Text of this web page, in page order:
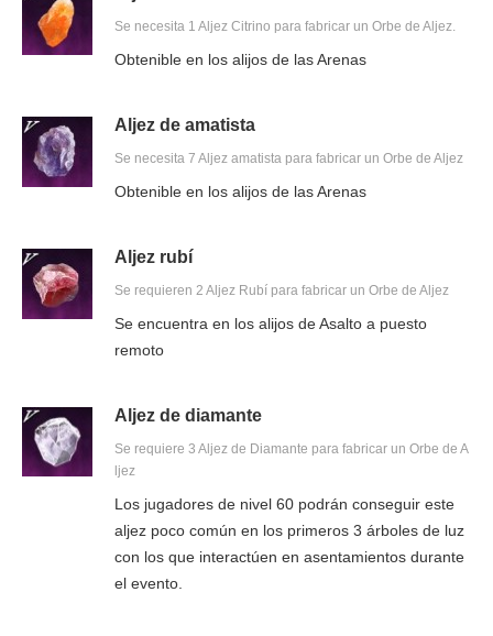
Se necesita 1 Aljez Citrino para fabricar un Orbe de Aljez.
Obtenible en los alijos de las Arenas
Aljez de amatista
Se necesita 7 Aljez amatista para fabricar un Orbe de Aljez
Obtenible en los alijos de las Arenas
Aljez rubí
Se requieren 2 Aljez Rubí para fabricar un Orbe de Aljez
Se encuentra en los alijos de Asalto a puesto
remoto
Aljez de diamante
Se requiere 3 Aljez de Diamante para fabricar un Orbe de A
ljez
Los jugadores de nivel 60 podrán conseguir este
aljez poco común en los primeros 3 árboles de luz
con los que interactúen en asentamientos durante
el evento.